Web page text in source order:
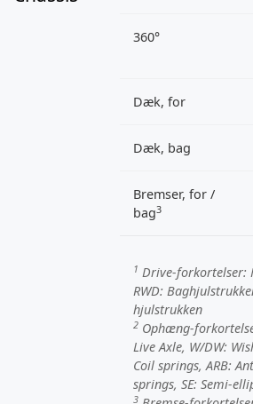
360°
Dæk, for
Dæk, bag
Bremser, for /
bag3
1 Drive-forkortelser:
RWD:
hjulstrukken
2 Ophæng-
Live Axle, W/DW:
Coil springs,ARB:
springs, SE: Semi-
3